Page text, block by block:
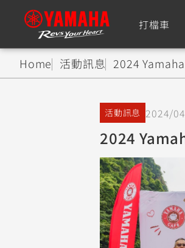
打檔車
Super
550+
TMAX
550+
XMAX
251~549
追蹤愛車
Home 活動訊息 2024
活動訊息 2024/
2024